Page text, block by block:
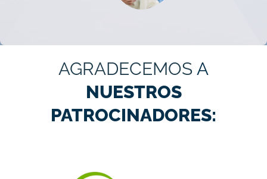
AGRADECEMOS A
NUESTROS
PATROCINADORES: